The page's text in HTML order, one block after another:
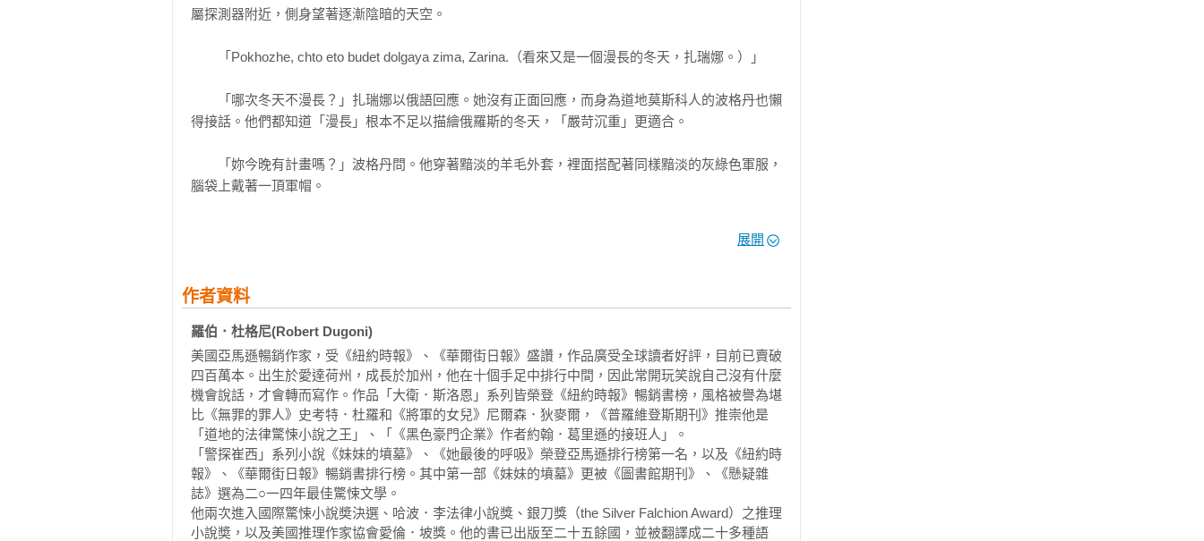
——Mark Sullivan，暢銷小說《Beneath a Scarlet Sky》作者
「故事情節讀來令人驚喜連連……這本諜海風雲小說，情節緊湊流暢，令人眼睛一亮，讀來冷汗連
個不同尋常的英雄人物，引領讀者深入其境，感同身受那些千鈞一髮的緊繃情緒，令讀者咬了餌，便
愛不釋手。」
【外國讀者一致盛讚】
靈活現，讀起來不忍釋卷，會一直想翻頁看到底發生了什麼事。大概過了三分之二後，故事路線一
Weinberger
「杜格尼的作品令我著迷了好一段時間，因為它總是經過深入研究後才提筆。我已經讀完『警探崔
西』系列，但不得不說這本《尋找代號八》成為了我的最愛。它節奏快速，讀來相當有臨場感，儘管
是虛構故事卻感覺如此真實。這本書也拋出了許多議題，像是政府如何壓制對自己不利的證據的。請
務必確認好你的時間充裕，因為一旦開始閱讀，你就不想再放下來了！」——Amazon讀者Georgianne
Giese
「到底該如何描述這本書給我的感覺？它使我從第一頁開始便成為人質直到最後！我跟著CIA特工查爾
斯．詹金斯的腳步邁進，俄羅斯的旋律縈繞在我的腦海中。我屏住呼吸，感到焦慮，卻無法放下書
本。作者一定希望讀者像我這般深陷其中，而他成功了。身為讀者，這也是我夢寐以求的一本書，將
我拉進故事中，直喘著氣奔向結尾。」——Amazon讀者O Pariset
屬探測器附近，側身望著逐漸陰暗的天空。
「Pokhozhe, chto eto budet dolgaya zima, Zarina.（看來又是一個漫長的冬天，扎瑞娜。）」
「哪次冬天不漫長？」扎瑞娜以俄語回應。她沒有正面回應，而身為道地莫斯科人的波格丹也懶
得接話。他們都知道「漫長」根本不足以描繪俄羅斯的冬天，「嚴苛沉重」更適合。
「妳今晚有計畫嗎？」波格丹問。他穿著黯淡的羊毛外套，裡面搭配著同樣黯淡的灰綠色軍服，
腦袋上戴著一頂軍帽。
她遺傳了母親的基因，紅棕頭髮裡只有稀疏的白髮，肌膚跟三十歲的女人一般光滑。她母親耳提面
材衣品都無可挑剔。俄國人有兩項全國性的消遣活動：抽菸和飲酒，而她從不過度，尤其是伏特加。
波格丹微笑說：「妳這一身裝扮，像是要去約會。」
沒錯。她穿著厚重的外套，兔皮衣領，搭配著兔毛雷峰帽，耳罩都放了下來防風抗凍。
「我穿這樣就是要去約會？」扎瑞娜問，「嗯？」她拉高圍巾覆住嘴唇，不再搭理波格丹，朝門
而去。「Dobroy nochi.（晚安。）」
「Spokoynoy nochi.（夜安。）」波格丹一邊回應，一邊為她推開門。扎瑞娜踏出門外，狂風掃過
莫斯科河，伴隨著一列疾速駛來的貨運火車。今夜的暴風雪必定凶猛。
展開
作者資料
羅伯．杜格尼(Robert Dugoni)
美國亞馬遜暢銷作家，受《紐約時報》、《華爾街日報》盛讚，作品廣受全球讀者好評，目前已賣破
四百萬本。出生於愛達荷州，成長於加州，他在十個手足中排行中間，因此常開玩笑說自己沒有什麼
機會說話，才會轉而寫作。作品「大衛．斯洛恩」系列皆榮登《紐約時報》暢銷書榜，風格被譽為堪
比《無罪的罪人》史考特．杜羅和《將軍的女兒》尼爾森．狄麥爾，《普羅維登斯期刊》推崇他是
「道地的法律驚悚小說之王」、「《黑色豪門企業》作者約翰．葛里遜的接班人」。
「警探崔西」系列小說《妹妹的墳墓》、《她最後的呼吸》榮登亞馬遜排行榜第一名，以及《紐約時
報》、《華爾街日報》暢銷書排行榜。其中第一部《妹妹的墳墓》更被《圖書館期刊》、《懸疑雜
誌》選為二○一四年最佳驚悚文學。
他兩次進入國際驚悚小說奬決選、哈波．李法律小說獎、銀刀獎（the Silver Falchion Award）之推理
小說奬，以及美國推理作家協會愛倫．坡獎。他的書已出版至二十五餘國，並被翻譯成二十多種語